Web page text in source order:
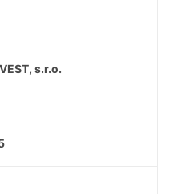
s.r.o.